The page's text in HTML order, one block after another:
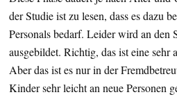
der Studie ist zu lesen, dass es dazu
Personals bedarf. Leider wird an den
ausgebildet. Richtig, das ist eine sehr
Aber das ist es nur in der
Kinder sehr leicht an neue Personen